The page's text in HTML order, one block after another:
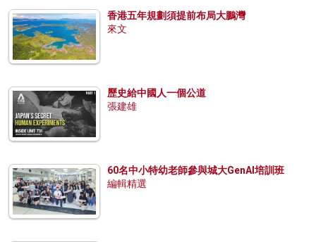
香港五年規劃須提前布局大鵬灣
來文
歷史給中國人一個公道
張建雄
60名中小特幼老師參與城大GenAI培訓班
編輯精選